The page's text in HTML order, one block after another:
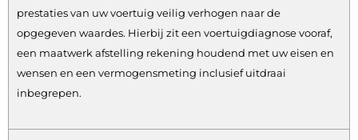
prestaties van uw voertuig veilig verhogen naar de
opgegeven waardes. Hierbij zit een voertuigdiagnose vooraf,
een maatwerk afstelling rekening houdend met uw eisen en
wensen en een vermogensmeting inclusief uitdraai
inbegrepen.